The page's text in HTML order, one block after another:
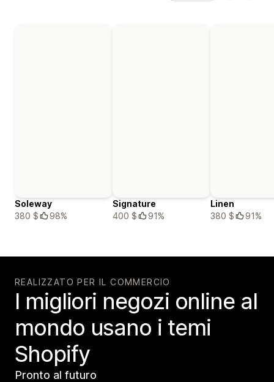
Soleway
380 $
98%
Signature
400 $
91%
Linen
380 $
91%
REALIZZATO PER IL COMMERCIO
I migliori negozi online al
mondo usano i temi
Shopify
Pronto al futuro